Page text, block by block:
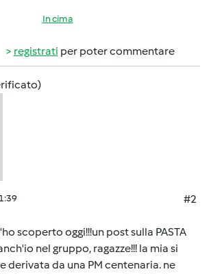
In cima
registrati per poter commentare
#2
scoperto oggi!!!un post sulla PASTA
nel gruppo, ragazze!!! la mia si
derivata da una PM centenaria. ne